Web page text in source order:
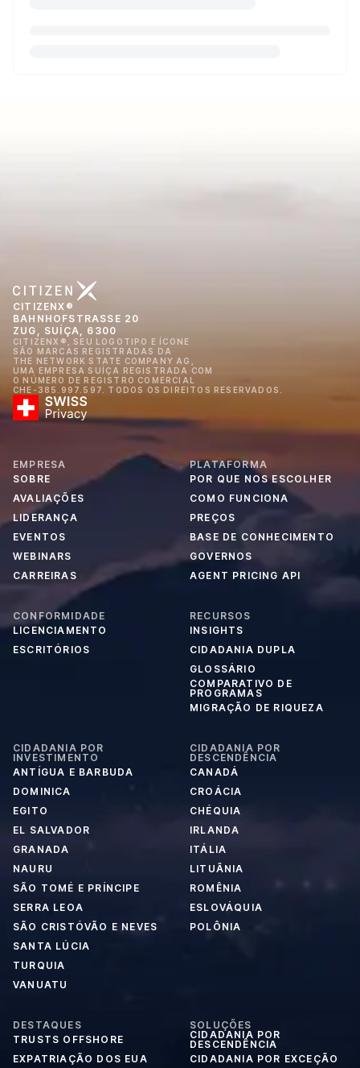
CITIZENX®
BAHNHOFSTRASSE 20
ZUG, SUÍÇA, 6300
CITIZENX®, SEU LOGOTIPO E ÍCONE
SÃO MARCAS REGISTRADAS DA
THE NETWORK STATE COMPANY AG,
UMA EMPRESA SUÍÇA REGISTRADA COM
O NÚMERO DE REGISTRO COMERCIAL
CHE-385.997.597. TODOS OS DIREITOS RESERVADOS.
EMPRESA
SOBRE
AVALIAÇÕES
LIDERANÇA
EVENTOS
WEBINARS
CARREIRAS
PLATAFORMA
POR QUE NOS ESCOLHER
COMO FUNCIONA
PREÇOS
BASE DE CONHECIMENTO
GOVERNOS
AGENT PRICING API
CONFORMIDADE
LICENCIAMENTO
ESCRITÓRIOS
RECURSOS
INSIGHTS
CIDADANIA DUPLA
GLOSSÁRIO
COMPARATIVO DE
PROGRAMAS
MIGRAÇÃO DE RIQUEZA
CIDADANIA POR
INVESTIMENTO
ANTÍGUA E BARBUDA
DOMINICA
EGITO
EL SALVADOR
GRANADA
NAURU
SÃO TOMÉ E PRÍNCIPE
SERRA LEOA
SÃO CRISTÓVÃO E NEVES
SANTA LÚCIA
TURQUIA
VANUATU
CIDADANIA POR
DESCENDÊNCIA
CANADÁ
CROÁCIA
CHÉQUIA
IRLANDA
ITÁLIA
LITUÂNIA
ROMÊNIA
ESLOVÁQUIA
POLÔNIA
DESTAQUES
TRUSTS OFFSHORE
EXPATRIAÇÃO DOS EUA
SOLUÇÕES
CIDADANIA POR
DESCENDÊNCIA
CIDADANIA POR EXCEÇÃO